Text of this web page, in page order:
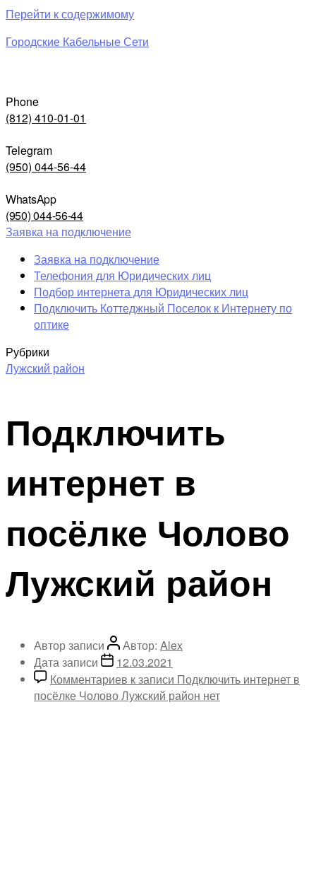
Перейти к содержимому
Городские Кабельные Сети
Phone
(812) 410-01-01
Telegram
(950) 044-56-44
WhatsApp
(950) 044-56-44
Заявка на подключение
Заявка на подключение
Телефония для Юридических лиц
Подбор интернета для Юридических лиц
Подключить Коттеджный Поселок к Интернету по
оптике
Рубрики
Лужский район
Подключить
интернет в
посёлке Чолово
Лужский район
Автор записи Автор: Alex
Дата записи
12.03.2021
Комментариев к записи Подключить интернет в
посёлке Чолово Лужский район нет